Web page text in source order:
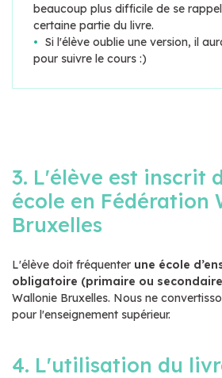
beaucoup plus difficile de se
certaine partie du livre.
Si l'élève oublie une version, il
pour suivre le cours :)
3. L'élève est inscrit
école en Fédération
Bruxelles
L'élève doit fréquenter une école
obligatoire (primaire ou
Wallonie Bruxelles. Nous ne
pour l'enseignement supérieur.
4. L'utilisation du